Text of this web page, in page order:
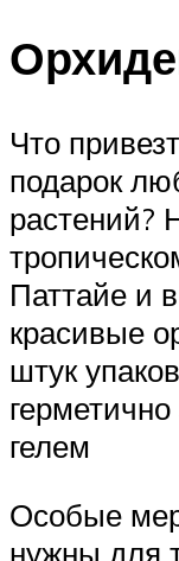
Что
подарок
растений?
Паттайе и
красивые
штук
гелем
Особые
нужны для